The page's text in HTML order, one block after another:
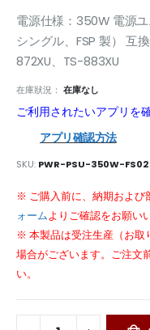
the
images
gallery
電源仕様：350W 電源
シングル、FSP 製） 互
872XU、TS-883XU
在庫狀況： 在庫なし
ご利用されたいアプリを
アプリ確認方法
SKU PWR-PSU-350W-FS02
※ ご購入前に、納期および
ォームよりご確認をお願い
※ 本製品は受注生産（お取
場合がございます。ご注文
い。